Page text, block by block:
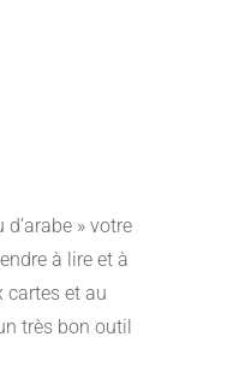
» votre
à lire et à
cartes et au
très bon outil